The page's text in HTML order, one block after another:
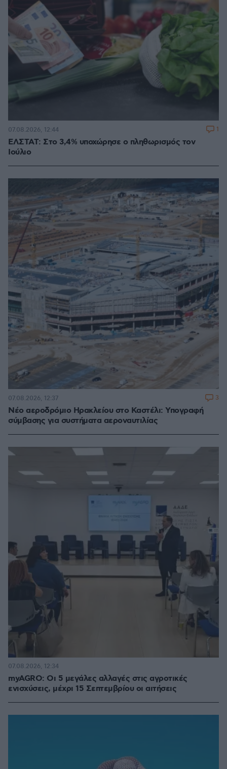
ΕΛΣΤΑΤ: Στο 3,4% υποχώρησε ο πληθωρισμός τον
Ιούλιο
07.08.2026, 12:44 1
Νέο αεροδρόμιο Ηρακλείου στο Καστέλι: Υπογραφή
σύμβασης για συστήματα αεροναυτιλίας
07.08.2026, 12:37 3
myAGRO: Οι 5 μεγάλες αλλαγές στις αγροτικές
ενισχύσεις, μέχρι 15 Σεπτεμβρίου οι αιτήσεις
07.08.2026, 12:34